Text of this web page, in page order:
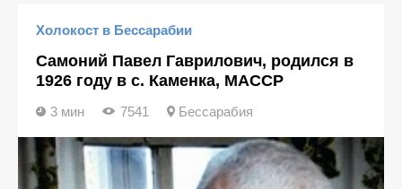
Холокост в Бессарабии
Самоний Павел Гаврилович, родился в
1926 году в с. Каменка, МАССР
3 мин 7541 Бессарабия